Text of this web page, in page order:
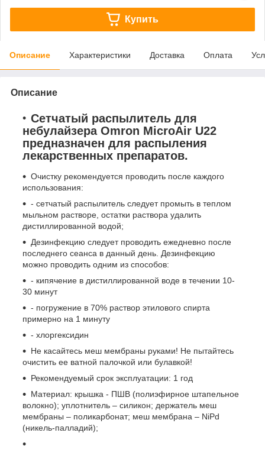
Купить
Описание Характеристики Доставка Оплата
Описание
Сетчатый распылитель для
небулайзера Omron MicroAir U22
предназначен для распыления
лекарственных препаратов.
Очистку рекомендуется проводить после каждого
использования:
- сетчатый распылитель следует промыть в теплом
мыльном растворе, остатки раствора удалить
дистиллированной водой;
Дезинфекцию следует проводить ежедневно после
последнего сеанса в данный день. Дезинфекцию
можно проводить одним из способов:
- кипячение в дистиллированной воде в течении 10-
30 минут
- погружение в 70% раствор этилового спирта
примерно на 1 минуту
- хлоргексидин
Не касайтесь меш мембраны руками! Не пытайтесь
очистить ее ватной палочкой или булавкой!
Рекомендуемый срок эксплуатации: 1 год
Материал: крышка - ПШВ (полиэфирное штапельное
волокно); уплотнитель – силикон; держатель меш
мембраны – поликарбонат; меш мембрана – NiPd
(никель-палладий);